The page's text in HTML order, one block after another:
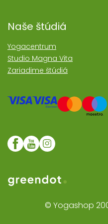
Naše štúdiá
Yogacentrum
Studio Magna Vita
Zariadime štúdiá
Web realizoval Greendot
© Yogashop